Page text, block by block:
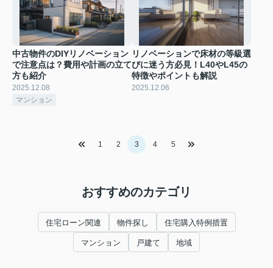
中古物件のDIYリノベーション
で注意点は？費用や計画の立て
方も紹介
2025.12.08
マンション
リノベーションで床材の等級選
びに迷う方必見！L40やL45の
特徴やポイントも解説
2025.12.06
1 2 3 4 5
おすすめのカテゴリ
住宅ローン関連 物件探し 住宅購入特例措置
マンション 戸建て 地域